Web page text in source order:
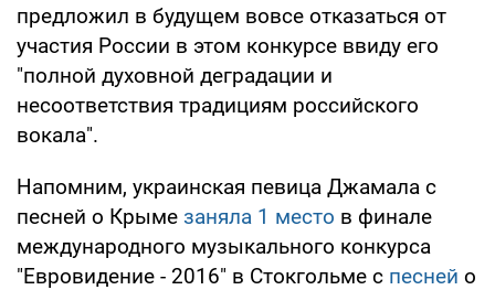
предложил в будущем вовсе отказаться от
участия России в этом конкурсе ввиду его
"полной духовной деградации и
несоответствия традициям российского
вокала".
Напомним, украинская певица Джамала с
песней о Крыме заняла 1 место в финале
международного музыкального конкурса
"Евровидение - 2016" в Стокгольме с песней о